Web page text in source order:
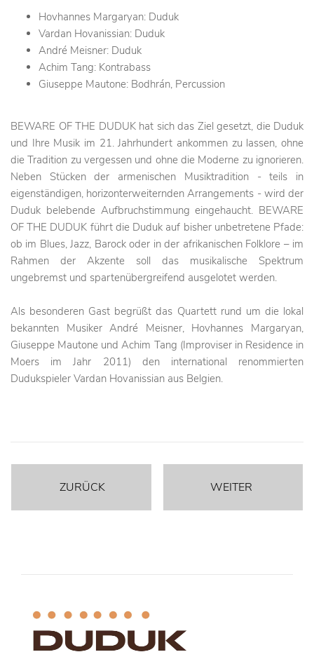
Hovhannes Margaryan: Duduk
Vardan Hovanissian: Duduk
André Meisner: Duduk
Achim Tang: Kontrabass
Giuseppe Mautone: Bodhrán, Percussion
BEWARE OF THE DUDUK hat sich das Ziel gesetzt, die Duduk
und Ihre Musik im 21. Jahrhundert ankommen zu lassen, ohne
die Tradition zu vergessen und ohne die Moderne zu ignorieren.
Neben Stücken der armenischen Musiktradition - teils in
eigenständigen, horizonterweiternden Arrangements - wird der
Duduk belebende Aufbruchstimmung eingehaucht. BEWARE
OF THE DUDUK führt die Duduk auf bisher unbetretene Pfade:
ob im Blues, Jazz, Barock oder in der afrikanischen Folklore – im
Rahmen der Akzente soll das musikalische Spektrum
ungebremst und spartenübergreifend ausgelotet werden.
Als besonderen Gast begrüßt das Quartett rund um die lokal
bekannten Musiker André Meisner, Hovhannes Margaryan,
Giuseppe Mautone und Achim Tang (Improviser in Residence in
Moers im Jahr 2011) den international renommierten
Dudukspieler Vardan Hovanissian aus Belgien.
ZURÜCK WEITER